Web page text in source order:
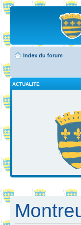
Index du forum
ACTUALITE